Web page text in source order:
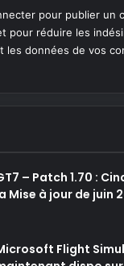
pour publier un
pour réduire les
les données de vos
– Patch 1.70 :
Mise à jour de juin
Flight